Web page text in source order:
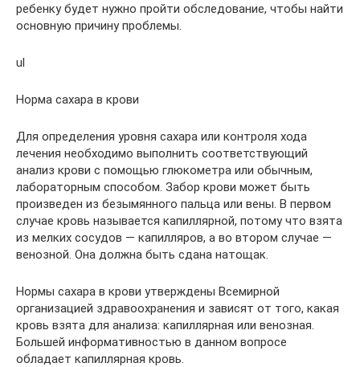
ребенку будет нужно пройти обследование, чтобы найти
основную причину проблемы.
ul
Норма сахара в крови
Для определения уровня сахара или контроля хода
лечения необходимо выполнить соответствующий
анализ крови с помощью глюкометра или обычным,
лабораторным способом. Забор крови может быть
произведен из безымянного пальца или вены. В первом
случае кровь называется капиллярной, потому что взята
из мелких сосудов — капилляров, а во втором случае —
венозной. Она должна быть сдана натощак.
Нормы сахара в крови утверждены Всемирной
организацией здравоохранения и зависят от того, какая
кровь взята для анализа: капиллярная или венозная.
Большей информативностью в данном вопросе
обладает капиллярная кровь.